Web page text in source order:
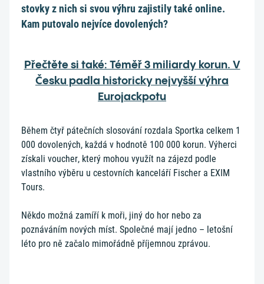
stovky z nich si svou výhru zajistily také online.
Kam putovalo nejvíce dovolených?
Přečtěte si také: Téměř 3 miliardy korun. V
Česku padla historicky nejvyšší výhra
Eurojackpotu
Během čtyř pátečních slosování rozdala Sportka celkem 1
000 dovolených, každá v hodnotě 100 000 korun. Výherci
získali voucher, který mohou využít na zájezd podle
vlastního výběru u cestovních kanceláří Fischer a EXIM
Tours.
Někdo možná zamíří k moři, jiný do hor nebo za
poznáváním nových míst. Společné mají jedno – letošní
léto pro ně začalo mimořádně příjemnou zprávou.